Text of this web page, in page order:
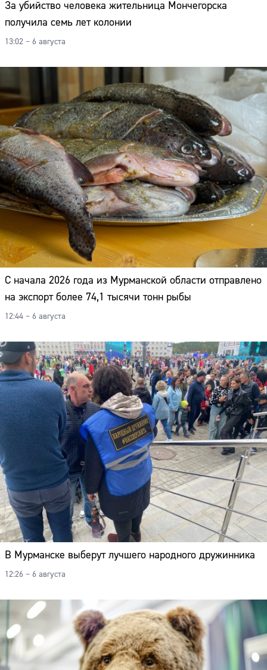
За убийство человека жительница Мончегорска
получила семь лет колонии
13:02 – 6 августа
С начала 2026 года из Мурманской области отправлено
на экспорт более 74,1 тысячи тонн рыбы
12:44 – 6 августа
В Мурманске выберут лучшего народного дружинника
12:26 – 6 августа
Адрес: